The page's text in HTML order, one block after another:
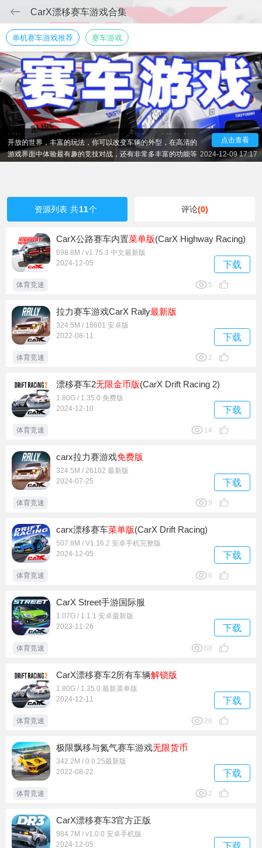
CarX漂移赛车游戏合集
专门制作漂移赛车游戏的厂商CarX Technologies, LLC推
出了好几款很经典的游戏，CarX Drift Racingcarx漂移赛车1和
carx漂移赛车2，还有carx拉力赛车，carx steet手游等等丰富
的赛车游戏，玩家可以自由选择车辆在各种赛道上竞技比赛，
开放的世界，丰富的玩法，你可以改变车辆的外型，在高清的
游戏界面中体验最有趣的竞技对战，还有非常多丰富的功能等
你来体验和挖掘，基本上可以满足任何漂移赛车玩家的喜好。
点击查看
2024-12-09 17:17
单机赛车游戏推荐 赛车游戏
资源列表 共11个 评论(0)
CarX公路赛车内置菜单版(CarX Highway Racing)
698.8M / v1.75.3 中文最新版
2024-12-05
下载
体育竞速 5
拉力赛车游戏CarX Rally最新版
324.5M / 18601 安卓版
2022-08-11
下载
体育竞速 2
漂移赛车2无限金币版(CarX Drift Racing 2)
1.80G / 1.35.0 免费版
2024-12-10
下载
体育竞速 14
carx拉力赛游戏免费版
324.5M / 26102 最新版
2024-07-25
下载
体育竞速 9
carx漂移赛车菜单版(CarX Drift Racing)
507.8M / V1.16.2 安卓手机完整版
2024-12-05
下载
体育竞速 6
CarX Street手游国际服
1.07G / 1.1.1 安卓最新版
2023-11-26
下载
体育竞速 68
CarX漂移赛车2所有车辆解锁版
1.80G / 1.35.0 最新菜单版
2024-12-11
下载
体育竞速 26
极限飘移与氮气赛车游戏无限货币
342.2M / 0.0.25最新版
2022-08-22
下载
体育竞速 2
CarX漂移赛车3官方正版
984.7M / v1.0.0 安卓手机版
2024-12-05